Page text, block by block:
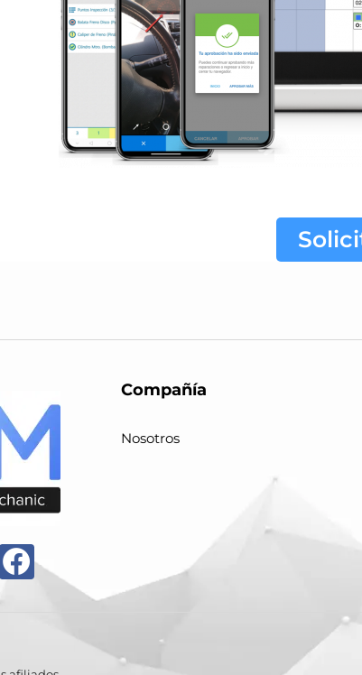
Compañía
Nosotros